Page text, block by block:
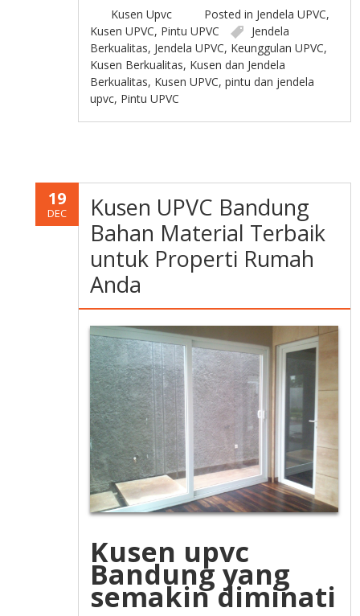
Kusen Upvc Posted in Jendela UPVC,
Kusen UPVC, Pintu UPVC
Jendela
Berkualitas, Jendela UPVC, Keunggulan UPVC,
Kusen Berkualitas, Kusen dan Jendela
Berkualitas, Kusen UPVC,pintu dan jendela
upvc, Pintu UPVC
19
DEC
Kusen UPVC Bandung
Bahan Material Terbaik
untuk Properti Rumah
Anda
Kusen upvc
Bandung yang
semakin diminati